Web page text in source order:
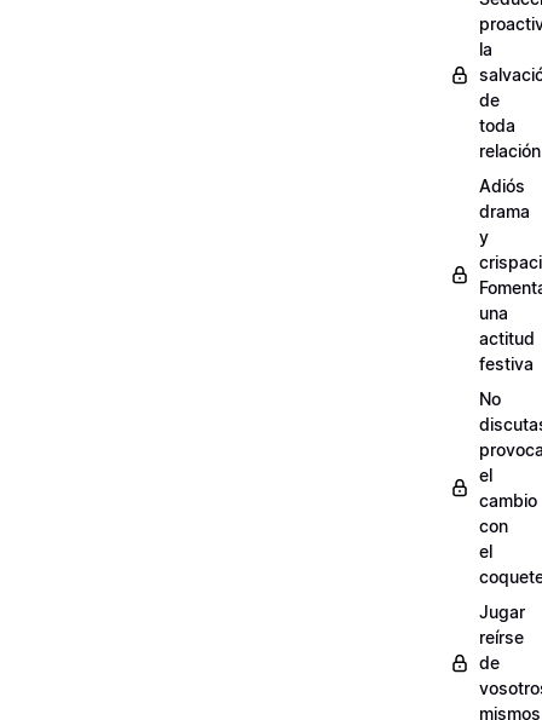
la
de
toda
relación
Adiós
drama
y
una
actitud
festiva
No
el
cambio
con
el
Jugar
reírse
de
mismos